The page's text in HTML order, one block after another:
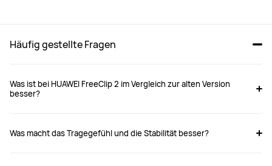
Häufig gestellte Fragen
Was ist bei HUAWEI FreeClip 2 im Vergleich zur alten Version
besser?
Was macht das Tragegefühl und die Stabilität besser?